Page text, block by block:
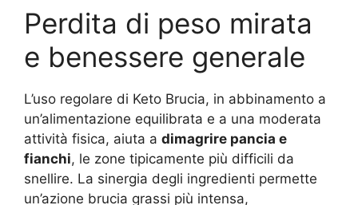
Perdita di peso mirata
e benessere generale
L’uso regolare di Keto Brucia, in abbinamento a
un’alimentazione equilibrata e a una moderata
attività fisica, aiuta a dimagrire pancia e
fianchi, le zone tipicamente più difficili da
snellire. La sinergia degli ingredienti permette
un’azione brucia grassi più intensa,